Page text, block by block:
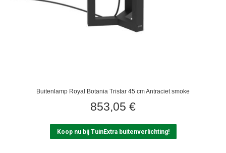
Buitenlamp Royal Botania Tristar 45 cm Antraciet smoke
853,05 €
Koop nu bij TuinExtra buitenverlichting!